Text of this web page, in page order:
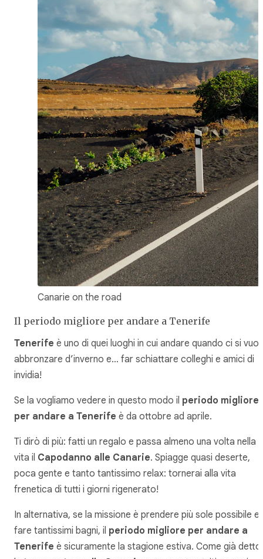
Canarie on the road
Il periodo migliore per andare a Tenerife
Tenerife è uno di quei luoghi in cui andare quando ci si
abbronzare d’inverno e… far schiattare colleghi e amici di
invidia!
Se la vogliamo vedere in questo modo il periodo migliore
per andare a Tenerife è da ottobre ad aprile.
Ti dirò di più: fatti un regalo e passa almeno una volta nella
vita il Capodanno alle Canarie. Spiagge quasi deserte,
poca gente e tanto tantissimo relax: tornerai alla vita
frenetica di tutti i giorni rigenerato!
In alternativa, se la missione è prendere più sole possibile e
fare tantissimi bagni, il periodo migliore per andare a
Tenerife è sicuramente la stagione estiva. Come già detto